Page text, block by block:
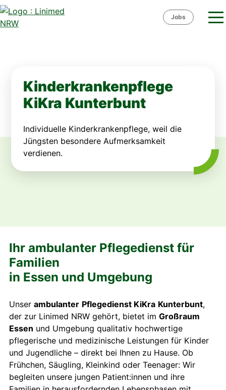
Skip
to
content
Jobs
Kinderkrankenpflege
KiKra Kunterbunt
Individuelle Kinderkrankenpflege, weil die
Jüngsten besondere Aufmerksamkeit
verdienen.
Ihr ambulanter Pflegedienst für
Familien
in Essen und Umgebung
Unser ambulanter Pflegedienst KiKra Kunterbunt,
der zur Linimed NRW gehört, bietet im Großraum
Essen und Umgebung qualitativ hochwertige
pflegerische und medizinische Leistungen für Kinder
und Jugendliche – direkt bei Ihnen zu Hause. Ob
Frühchen, Säugling, Kleinkind oder Teenager: Wir
begleiten unsere jungen Patient:innen und ihre